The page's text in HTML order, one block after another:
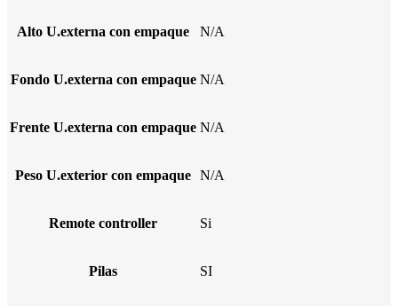
Alto U.externa con empaque N/A
Fondo U.externa con empaque N/A
Frente U.externa con empaque N/A
Peso U.exterior con empaque N/A
Remote controller Si
Pilas SI